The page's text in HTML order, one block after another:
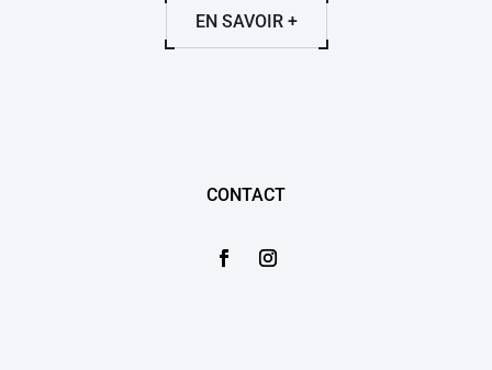
EN SAVOIR +
CONTACT